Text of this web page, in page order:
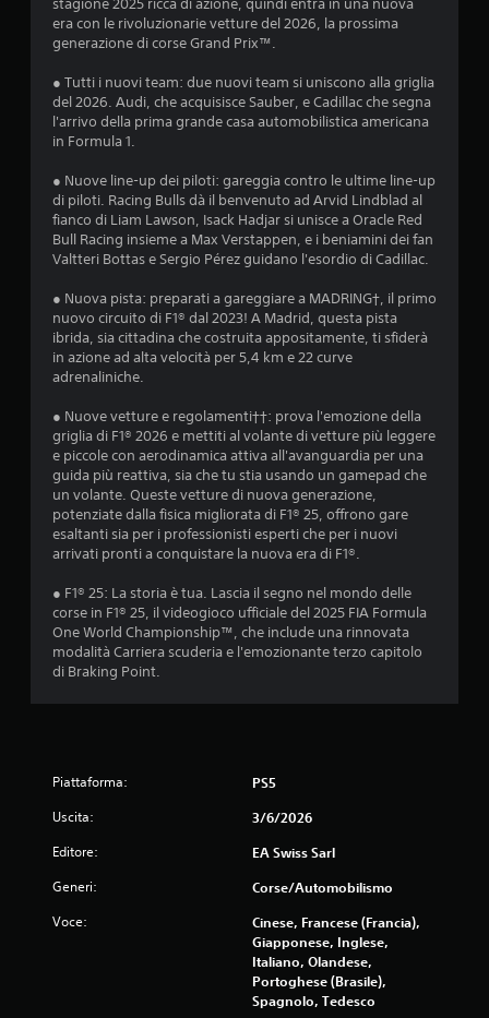
a
u
t
a
z
i
o
n
n
c
h
c
o
m
u
i
c
a
t
e
r
a
m
i
t
a
u
d
i
o
o
v
i
r
a
z
i
o
l
d
e
i
a
s
t
P
u
o
i
g
o
c
a
r
e
s
p
o
s
t
a
r
t
t
r
a
i
m
n
era con le rivoluzionarie vetture del 2026, la prossima
generazione di corse Grand Prix™.
● Tutti i nuovi team: due nuovi team si uniscono alla griglia
del 2026. Audi, che acquisisce Sauber, e Cadillac che segna
l'arrivo della prima grande casa automobilistica americana
in Formula 1.
● Nuove line-up dei piloti: gareggia contro le ultime line-up
di piloti. Racing Bulls dà il benvenuto ad Arvid Lindblad al
fianco di Liam Lawson, Isack Hadjar si unisce a Oracle Red
Bull Racing insieme a Max Verstappen, e i beniamini dei fan
Valtteri Bottas e Sergio Pérez guidano l'esordio di Cadillac.
● Nuova pista: preparati a gareggiare a MADRING†, il primo
nuovo circuito di F1® dal 2023! A Madrid, questa pista
ibrida, sia cittadina che costruita appositamente, ti sfiderà
in azione ad alta velocità per 5,4 km e 22 curve
adrenaliniche.
● Nuove vetture e regolamenti††: prova l'emozione della
griglia di F1® 2026 e mettiti al volante di vetture più leggere
e piccole con aerodinamica attiva all'avanguardia per una
guida più reattiva, sia che tu stia usando un gamepad che
un volante. Queste vetture di nuova generazione,
potenziate dalla fisica migliorata di F1® 25, offrono gare
esaltanti sia per i professionisti esperti che per i nuovi
arrivati pronti a conquistare la nuova era di F1®.
● F1® 25: La storia è tua. Lascia il segno nel mondo delle
corse in F1® 25, il videogioco ufficiale del 2025 FIA Formula
One World Championship™, che include una rinnovata
modalità Carriera scuderia e l'emozionante terzo capitolo
di Braking Point.
Piattaforma: PS5
Uscita: 3/6/2026
Editore: EA Swiss Sarl
Generi: Corse/Automobilismo
Voce:
Cinese, Francese (Francia),
Giapponese, Inglese,
Italiano, Olandese,
Portoghese (Brasile),
Spagnolo, Tedesco